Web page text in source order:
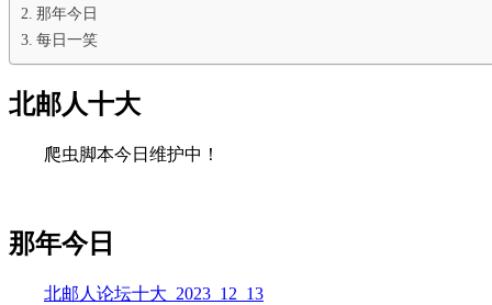
那年今日
每日一笑
北邮人十大
爬虫脚本今日维护中！
那年今日
北邮人论坛十大_2023_12_13